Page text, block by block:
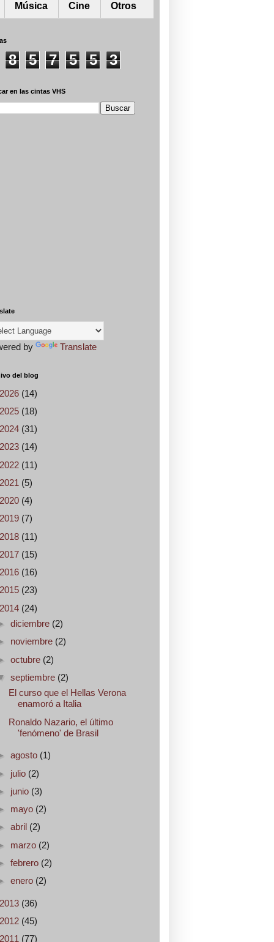
Música Cine Otros
8 5 7 5 5 3
en las cintas VHS
by Translate
del blog
2026 (14)
2025 (18)
2024 (31)
2023 (14)
2022 (11)
2021 (5)
2020 (4)
2019 (7)
2018 (11)
2017 (15)
2016 (16)
2015 (23)
2014 (24)
diciembre (2)
noviembre (2)
octubre (2)
septiembre (2)
El curso que el Hellas Verona
enamoró a Italia
Ronaldo Nazario, el último
'fenómeno' de Brasil
agosto (1)
julio (2)
junio (3)
mayo (2)
abril (2)
marzo (2)
febrero (2)
enero (2)
2013 (36)
2012 (45)
2011 (77)